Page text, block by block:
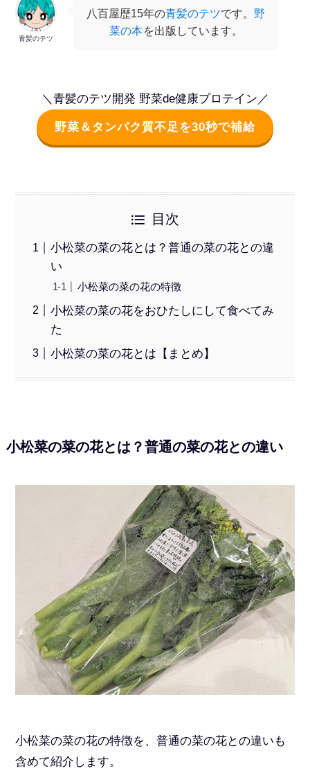
青髪のテツ
八百屋歴15年の青髪のテツです。 野
菜の本を出版しています。
＼青髪のテツ開発 野菜de健康プロテイン／
野菜＆タンパク質不足を30秒で補給
目次
小松菜の菜の花とは？普通の菜の花との違
い
小松菜の菜の花の特徴
小松菜の菜の花をおひたしにして食べてみ
た
小松菜の菜の花とは【まとめ】
小松菜の菜の花とは？普通の菜の花との違い
小松菜の菜の花の特徴を、普通の菜の花との違いも
含めて紹介します。